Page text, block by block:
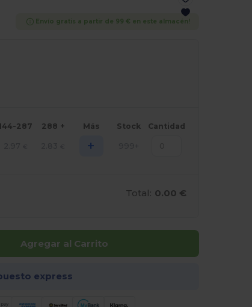
Envío gratis a partir de 99 € en este almacén!
144-287 288 + Más Stock Cantidad
+
Total: 0.00 €
Agregar al Carrito
express